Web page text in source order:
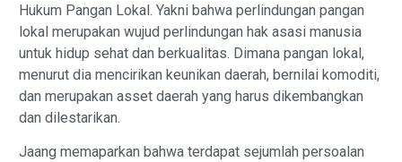
Hukum Pangan Lokal. Yakni bahwa perlindungan pangan
lokal merupakan wujud perlindungan hak asasi manusia
untuk hidup sehat dan berkualitas. Dimana pangan lokal,
menurut dia mencirikan keunikan daerah, bernilai komoditi,
dan merupakan asset daerah yang harus dikembangkan
dan dilestarikan.
Jaang memaparkan bahwa terdapat sejumlah persoalan